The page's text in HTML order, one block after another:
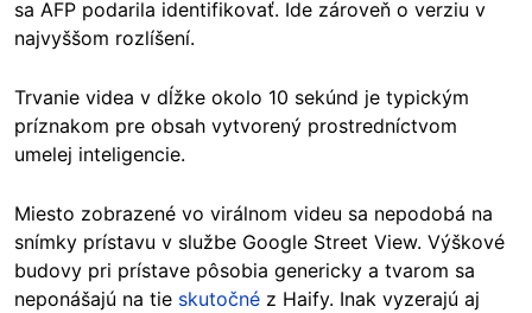
sa AFP podarila identifikovať. Ide zároveň o verziu v
najvyššom rozlíšení.
Trvanie videa v dĺžke okolo 10 sekúnd je typickým
príznakom pre obsah vytvorený prostredníctvom
umelej inteligencie.
Miesto zobrazené vo virálnom videu sa nepodobá na
snímky prístavu v službe Google Street View. Výškové
budovy pri prístave pôsobia genericky a tvarom sa
neponášajú na tie skutočné z Haify. Inak vyzerajú aj